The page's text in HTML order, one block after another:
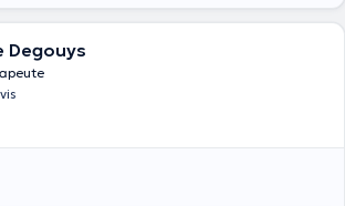
Degouys